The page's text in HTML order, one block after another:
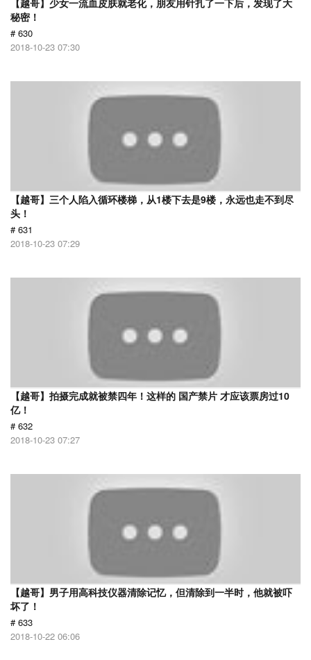
【越哥】少女一流血皮肤就老化，朋友用针扎了一下后，发现了大
秘密！
# 630
2018-10-23 07:30
【越哥】三个人陷入循环楼梯，从1楼下去是9楼，永远也走不到尽
头！
# 631
2018-10-23 07:29
【越哥】拍摄完成就被禁四年！这样的 国产禁片 才应该票房过10
亿！
# 632
2018-10-23 07:27
【越哥】男子用高科技仪器清除记忆，但清除到一半时，他就被吓
坏了！
# 633
2018-10-22 06:06